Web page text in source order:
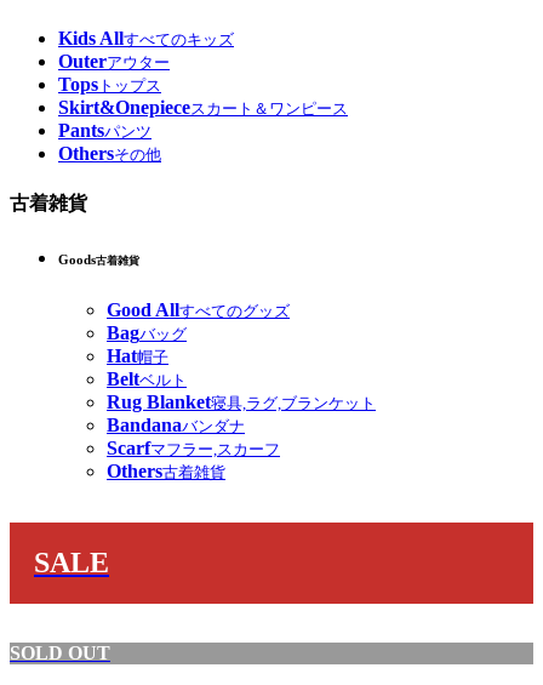
Kids Allすべてのキッズ
Outerアウター
Tops トップス
Skirt&Onepieceスカート＆ワンピース
Pantsパンツ
Othersその他
古着雑貨
Goods古着雑貨
Good Allすべてのグッズ
Bagバッグ
Hat帽子
Beltベルト
Rug Blanket寝具,ラグ,ブランケット
Bandanaバンダナ
Scarfマフラー,スカーフ
Others古着雑貨
SALE
SOLD OUT